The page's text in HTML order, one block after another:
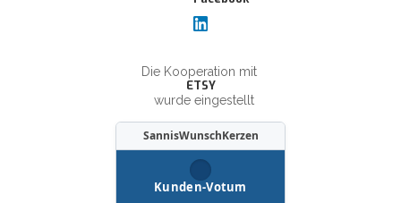
Die Kooperation mit
ETSY
wurde eingestellt
SannisWunschKerzen
Kunden-Votum